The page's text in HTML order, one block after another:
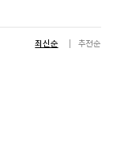
최신순 추천순